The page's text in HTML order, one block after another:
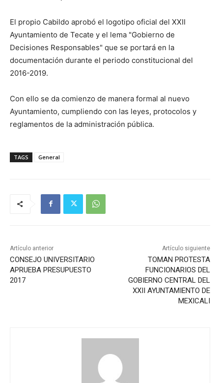
El propio Cabildo aprobó el logotipo oficial del XXII
Ayuntamiento de Tecate y el lema "Gobierno de
Decisiones Responsables" que se portará en la
documentación durante el periodo constitucional del
2016-2019.
Con ello se da comienzo de manera formal al nuevo
Ayuntamiento, cumpliendo con las leyes, protocolos y
reglamentos de la administración pública.
TAGS General
Artículo anterior
CONSEJO UNIVERSITARIO
APRUEBA PRESUPUESTO
2017
Artículo siguiente
TOMAN PROTESTA
FUNCIONARIOS DEL
GOBIERNO CENTRAL DEL
XXII AYUNTAMIENTO DE
MEXICALI